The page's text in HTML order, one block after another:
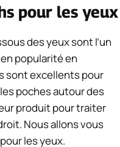
pour les yeux
des yeux sont l’un
popularité en
sont excellents pour
poches autour des
produit pour traiter
Nous allons vous
les yeux.